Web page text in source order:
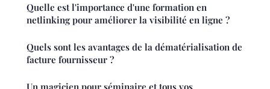
Quelle est l'importance d'une formation en
netlinking pour améliorer la visibilité en ligne ?
Quels sont les avantages de la dématérialisation de
facture fournisseur ?
Un magicien pour séminaire et tous vos